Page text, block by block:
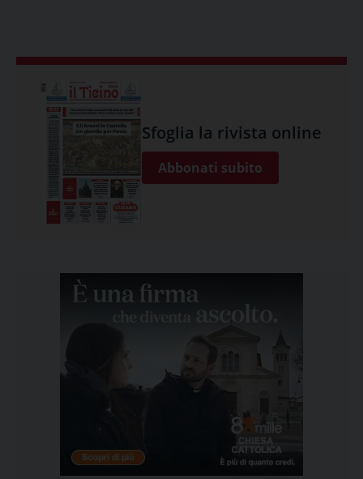
Sfoglia la rivista online
Abbonati subito